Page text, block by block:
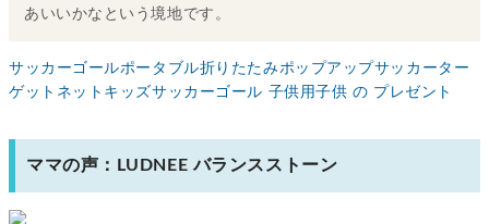
あいいかなという境地です。
サッカーゴールポータブル折りたたみポップアップサッカーター
ゲットネットキッズサッカーゴール 子供用子供 の プレゼント
ママの声：LUDNEE バランスストーン